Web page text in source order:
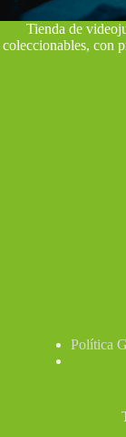
o
*
Tienda de
coleccionables, con
Política